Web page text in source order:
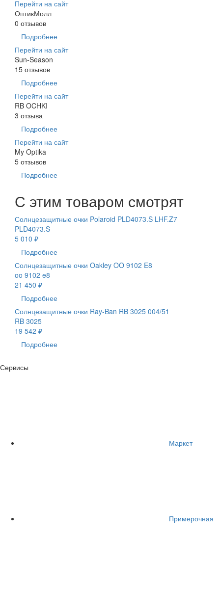
Перейти на сайт
ОптикМолл
0 отзывов
Подробнее
Перейти на сайт
Sun-Season
15 отзывов
Подробнее
Перейти на сайт
RB OCHKI
3 отзыва
Подробнее
Перейти на сайт
My Optika
5 отзывов
Подробнее
С этим товаром смотрят
Солнцезащитные очки Polaroid PLD4073.S LHF.Z7
PLD4073.S
5 010 ₽
Подробнее
Солнцезащитные очки Oakley OO 9102 E8
oo 9102 e8
21 450 ₽
Подробнее
Солнцезащитные очки Ray-Ban RB 3025 004/51
RB 3025
19 542 ₽
Подробнее
Сервисы
Маркет
Примерочная